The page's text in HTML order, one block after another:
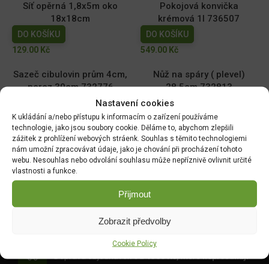
Nastavení cookies
K ukládání a/nebo přístupu k informacím o zařízení používáme
technologie, jako jsou soubory cookie. Děláme to, abychom zlepšili
zážitek z prohlížení webových stráenk. Souhlas s těmito technologiemi
nám umožní zpracovávat údaje, jako je chování při procházení tohoto
webu. Nesouhlas nebo odvolání souhlasu může nepříznivě ovlivnit určité
vlastnosti a funkce.
Přijmout
Zobrazit předvolby
Cookie Policy
Síť opěrná 1,8x5m oko
18x18cm
DO KOŠÍKU
129.00 Kč
Pokojová konvička
krémová 1l 736507
DO KOŠÍKU
549.00 Kč
Sazeč cibulovin prům 4cm,
nerez 30cm 732776
399.00Kč
Nůž na spáry ( plevel)
28,5cm 732813
DO KOŠÍKU
389.00Kč
Úzká lopatka nerez 33cm
732837
DO KOŠÍKU
369.00
Sázecí kolík nerez 28cm
732790
DOPRAVA ZDARMA OD 1500 KČ